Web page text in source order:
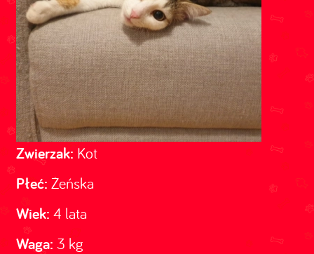
Zwierzak: Kot
Płeć: Żeńska
Wiek: 4 lata
Waga: 3 kg